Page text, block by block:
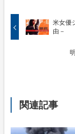
米女優
由－
関連記事